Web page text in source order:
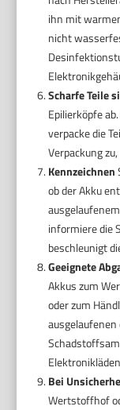
ihn mit
nicht
Scharfe Teile
Epilierköpfe
verpacke die
Verpackung
Kennzeichnen
ob der Akku
informiere die
beschleunigt
Geeignete
Akkus zum
oder zum
Bei
Wertstoffhof